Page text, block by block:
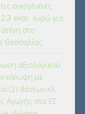
οικογένειές
εκατ. ευρώ για
στο
Θεσσαλίας
αξιολογικού
κάλυψη με
(2) θέσεων κλ.
Αγωγής στο ΕΣ